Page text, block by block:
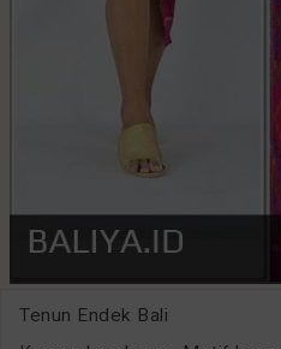
Tenun Endek Bali